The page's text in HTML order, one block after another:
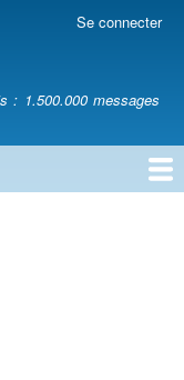
Se connecter
: 1.500.000 messages